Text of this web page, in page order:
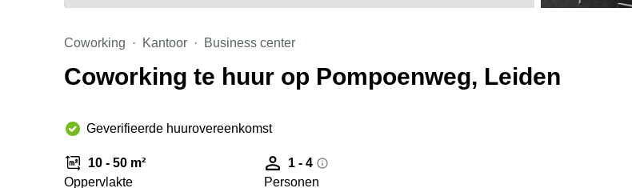
Coworking Kantoor Business center
Coworking te huur op Pompoenweg, Leiden
Geverifieerde huurovereenkomst
10 - 50 m²
Oppervlakte
1 - 4
Personen